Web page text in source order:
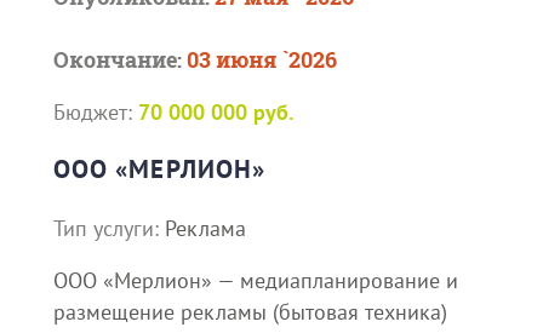
Окончание:03 июня `2026
Бюджет: 70 000 000 руб.
ООО «МЕРЛИОН»
Тип услуги: Реклама
ООО «Мерлион» — медиапланирование и
размещение рекламы (бытовая техника)